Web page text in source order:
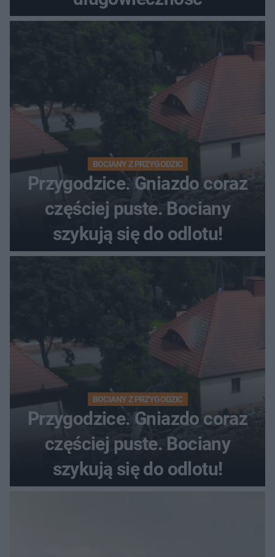
BOCIANY Z PRZYGODZIC
Przygodzice. Gniazdo coraz
częściej puste. Bociany
szykują się do odlotu!
BOCIANY Z PRZYGODZIC
Przygodzice. Gniazdo coraz
częściej puste. Bociany
szykują się do odlotu!